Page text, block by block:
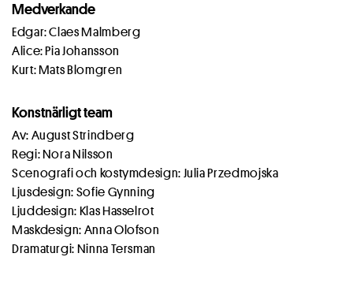
Medverkande
Edgar: Claes Malmberg
Alice: Pia Johansson
Kurt: Mats Blomgren
Konstnärligt team
Av: August Strindberg
Regi: Nora Nilsson
Scenografi och kostymdesign: Julia Przedmojska
Ljusdesign: Sofie Gynning
Ljuddesign: Klas Hasselrot
Maskdesign: Anna Olofson
Dramaturgi: Ninna Tersman